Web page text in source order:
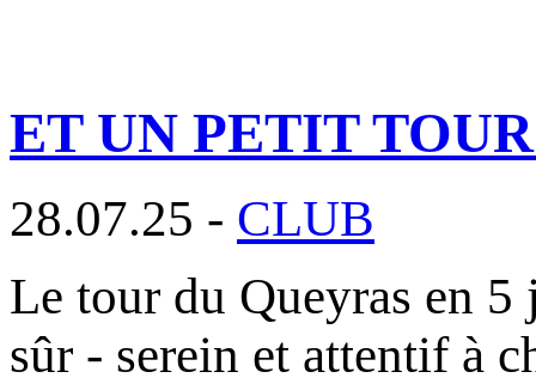
ET UN PETIT
28.07.25 - CLUB
Le tour du Queyras en 5
sûr - serein et attentif à